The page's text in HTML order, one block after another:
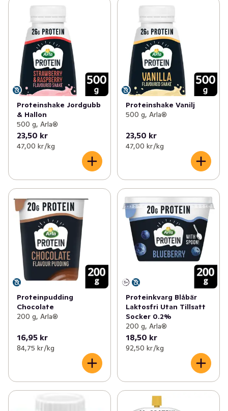
Proteinshake Jordgubb
& Hallon
500 g, Arla®
23,50 kr
47,00 kr /kg
Proteinshake Vanilj
500 g, Arla®
23,50 kr
47,00 kr /kg
Proteinpudding
Chocolate
200 g, Arla®
16,95 kr
84,75 kr /kg
Proteinkvarg Blåbär
Laktosfri Utan Tillsatt
Socker 0.2%
200 g, Arla®
18,50 kr
92,50 kr /kg